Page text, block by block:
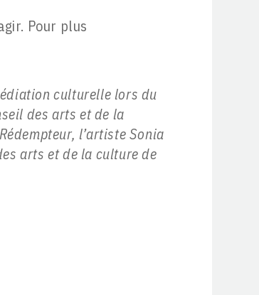
Pour plus
culturelle lors du
des arts et de la
l’artiste Sonia
arts et de la culture de